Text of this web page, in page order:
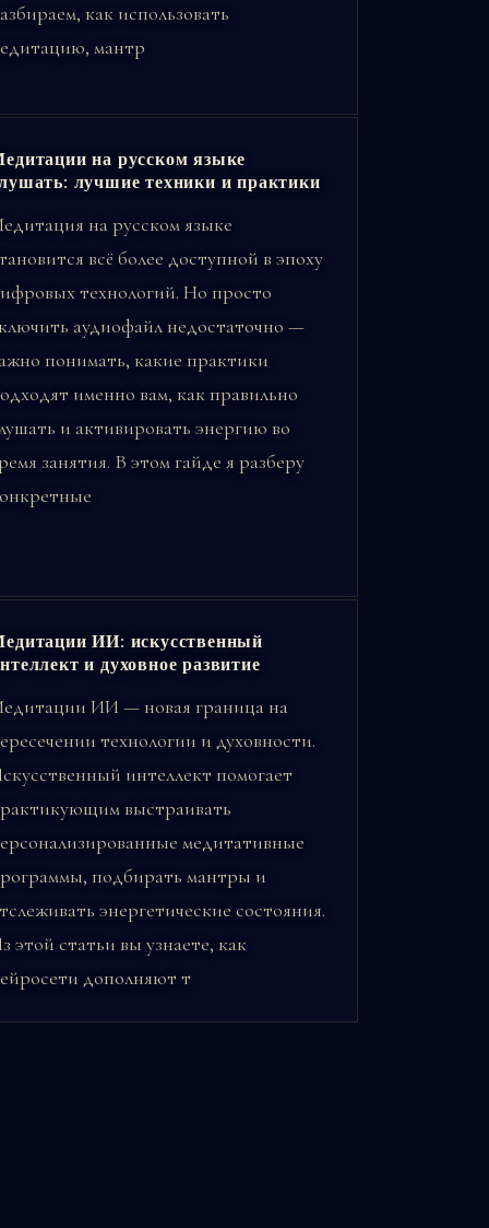
как использовать
мантр
на русском языке
лучшие техники и практики
на русском языке
всё более доступной в эпоху
технологий. Но просто
аудиофайл недостаточно —
понимать, какие практики
именно вам, как правильно
и активировать энергию во
занятия. В этом гайде я разберу
ИИ: искусственный
и духовное развитие
ИИ — новая граница на
технологии и духовности.
интеллект помогает
выстраивать
медитативные
подбирать мантры и
энергетические состояния.
этой статьи вы узнаете, как
дополняют т